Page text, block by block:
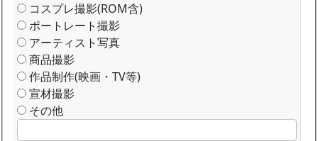
コスプレ撮影(ROM含)
ポートレート撮影
アーティスト写真
商品撮影
作品制作(映画・TV等)
宣材撮影
その他